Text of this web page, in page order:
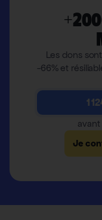
Les dons sont
-66% et
1
Je